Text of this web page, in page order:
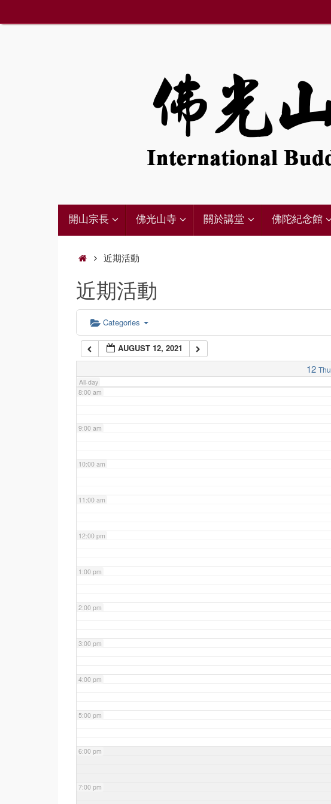
to
content
開山宗長 佛光山寺 關於講堂 佛陀紀念館
Home近期活動
近期活動
Categories
AUGUST 12, 2021
12 Thu
All-day
3:00 am
5:00 am
6:00 am
7:00 am
8:00 am
9:00 am
10:00 am
11:00 am
12:00 pm
1:00 pm
2:00 pm
3:00 pm
4:00 pm
5:00 pm
6:00 pm
7:00 pm